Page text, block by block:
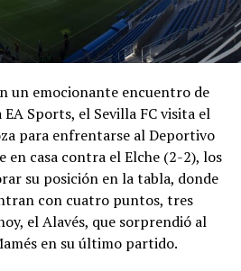
un emocionante encuentro de
Sports, el Sevilla FC visita el
para enfrentarse al Deportivo
en casa contra el Elche (2-2), los
su posición en la tabla, donde
con cuatro puntos, tres
el Alavés, que sorprendió al
en su último partido.